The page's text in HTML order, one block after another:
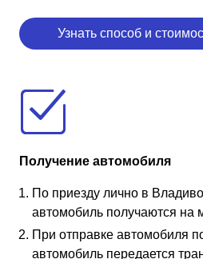
Узнать способ и
Получение автомобиля
По приезду лично в
автомобиль получаются на
При отправке автомобиля
автомобиль передается